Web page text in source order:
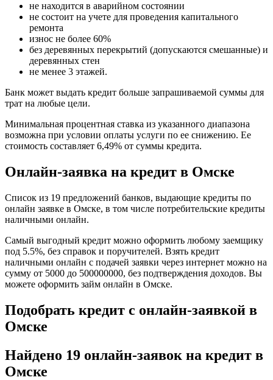
не находится в аварийном состоянии
не состоит на учете для проведения капитального
ремонта
износ не более 60%
без деревянных перекрытий (допускаются смешанные) и
деревянных стен
не менее 3 этажей.
Банк может выдать кредит больше запрашиваемой суммы для
трат на любые цели.
Минимальная процентная ставка из указанного диапазона
возможна при условии оплаты услуги по ее снижению. Ее
стоимость составляет 6,49% от суммы кредита.
Онлайн-заявка на кредит в Омске
Список из 19 предложений банков, выдающие кредиты по
онлайн заявке в Омске, в том числе потребительские кредиты
наличными онлайн.
Самый выгодный кредит можно оформить любому заемщику
под 5.5%, без справок и поручителей. Взять кредит
наличными онлайн с подачей заявки через интернет можно на
сумму от 5000 до 500000000, без подтверждения доходов. Вы
можете оформить займ онлайн в Омске.
Подобрать кредит с онлайн-заявкой в
Омске
Найдено 19 онлайн-заявок на кредит в
Омске